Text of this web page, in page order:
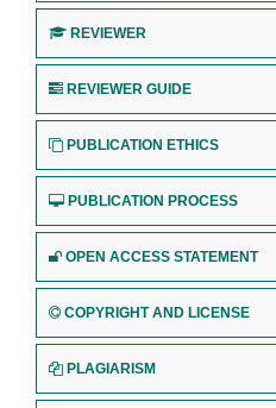
REVIEWER
REVIEWER GUIDE
PUBLICATION ETHICS
PUBLICATION PROCESS
OPEN ACCESS STATEMENT
COPYRIGHT AND LICENSE
PLAGIARISM